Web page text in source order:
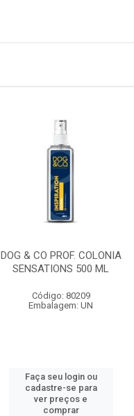
DOG & CO PROF. COLONIA
SENSATIONS 500 ML
Código: 80209
Embalagem: UN
Faça seu login ou
cadastre-se para
ver preços e
comprar